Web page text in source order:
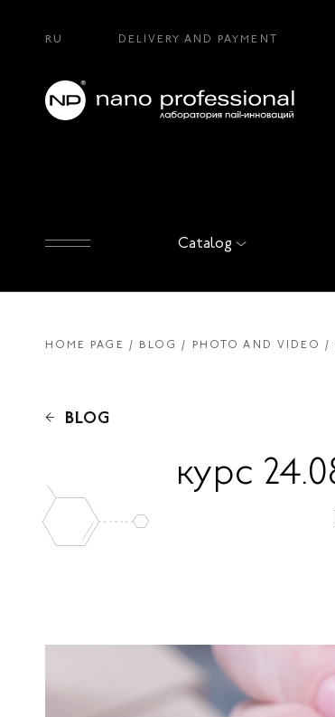
RU DELIVERY AND PAYMENT
Catalog
HOME PAGE BLOG PHOTO AND VIDEO
BLOG
курс